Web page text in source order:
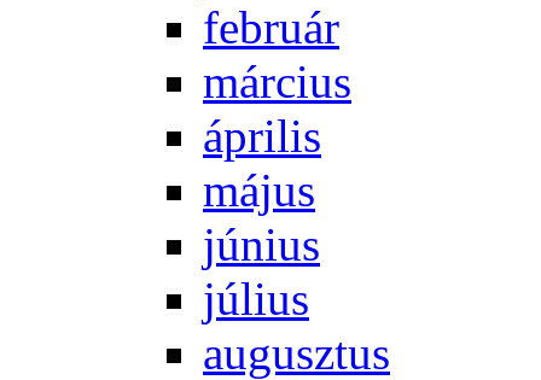
feb­ru­ár
már­ci­us
áp­ri­lis
má­jus
jú­ni­us
jú­li­us
au­gusz­tus